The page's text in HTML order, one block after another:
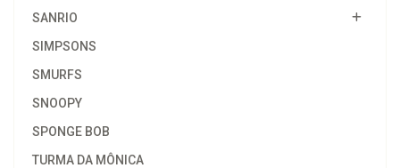
SANRIO
SIMPSONS
SMURFS
SNOOPY
SPONGE BOB
TURMA DA MÔNICA